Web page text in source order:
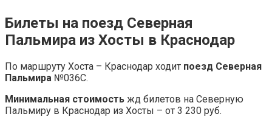
Билеты на поезд Северная
Пальмира из Хосты в Краснодар
По маршруту Хоста – Краснодар ходит поезд Северная
Пальмира №036С.
Минимальная стоимость жд билетов на Северную
Пальмиру в Краснодар из Хосты – от 3 230 руб.